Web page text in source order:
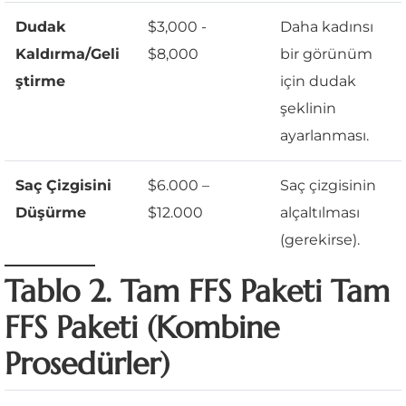
Dudak
Kaldırma/Geli
ştirme
$3,000 -
$8,000
Daha kadınsı
bir görünüm
için dudak
şeklinin
ayarlanması.
Saç Çizgisini
Düşürme
$6.000 –
$12.000
Saç çizgisinin
alçaltılması
(gerekirse).
Tablo 2. Tam FFS Paketi Tam
FFS Paketi (Kombine
Prosedürler)